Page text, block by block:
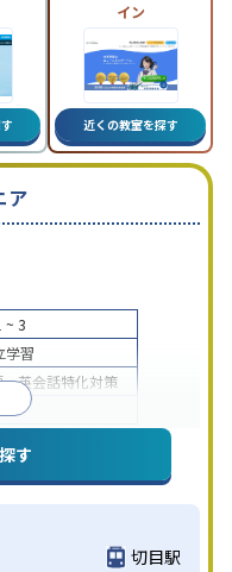
イン
近くの教室を探す
ア
~ 3
学習
・英会話特化対策
す
切目駅